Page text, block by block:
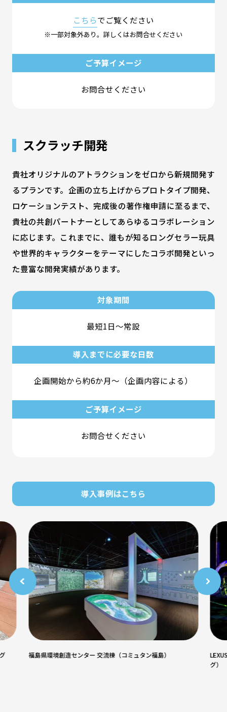
こちらでご覧ください
※一部対象外あり。詳しくはお問合せください
ご予算イメージ
お問合せください
スクラッチ開発
貴社オリジナルのアトラクションをゼロから新規開発す
るプランです。企画の立ち上げからプロトタイプ開発、
ロケーションテスト、完成後の著作権申請に至るまで、
貴社の共創パートナーとしてあらゆるコラボレーション
に応じます。これまでに、誰もが知るロングセラー玩具
や世界的キャラクターをテーマにしたコラボ開発といっ
た豊富な開発実績があります。
対象期間
最短1日～常設
導入までに必要な日数
企画開始から約6か月～（企画内容による）
ご予算イメージ
お問合せください
導入事例はこちら
福島県環境創造センター 交流棟（コミュタン福島）
グ）